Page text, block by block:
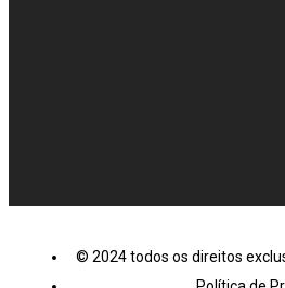
© 2024 todos os direitos